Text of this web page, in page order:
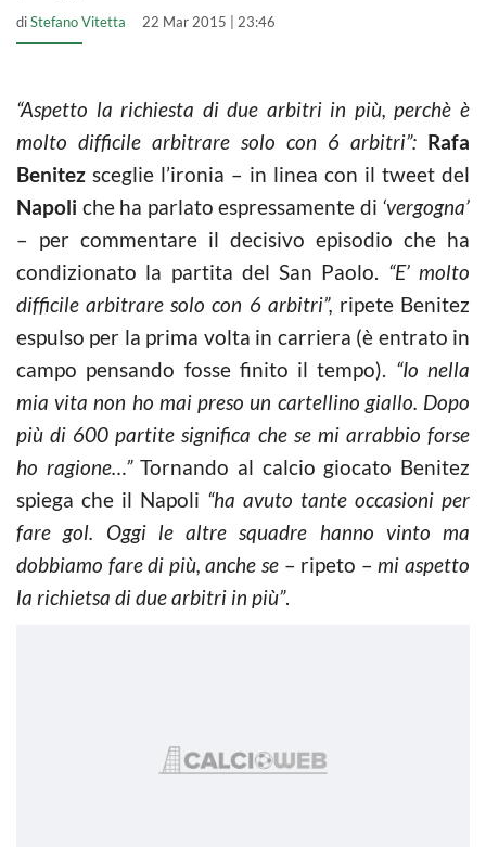
diStefano Vitetta 22 Mar 2015 | 23:46
“Aspetto la richiesta di due arbitri in più, perchè è
molto difficile arbitrare solo con 6 arbitri”: Rafa
Benitez sceglie l’ironia – in linea con il tweet del
Napoli che ha parlato espressamente di ‘vergogna’
– per commentare il decisivo episodio che ha
condizionato la partita del San Paolo. “E’ molto
difficile arbitrare solo con 6 arbitri”, ripete Benitez
espulso per la prima volta in carriera (è entrato in
campo pensando fosse finito il tempo). “Io nella
mia vita non ho mai preso un cartellino giallo. Dopo
più di 600 partite significa che se mi arrabbio forse
ho ragione…”Tornando al calcio giocato Benitez
spiega che il Napoli “ha avuto tante occasioni per
fare gol. Oggi le altre squadre hanno vinto ma
dobbiamo fare di più, anche se – ripeto – mi aspetto
la richietsa di due arbitri in più”.